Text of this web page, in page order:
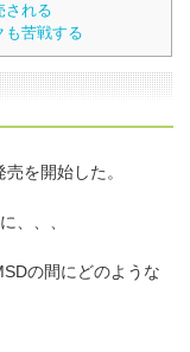
される
も苦戦する
を開始した。
、、、
の間にどのような